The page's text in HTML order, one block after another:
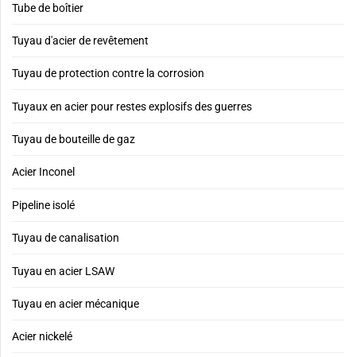
Tube de boîtier
Tuyau d'acier de revêtement
Tuyau de protection contre la corrosion
Tuyaux en acier pour restes explosifs des guerres
Tuyau de bouteille de gaz
Acier Inconel
Pipeline isolé
Tuyau de canalisation
Tuyau en acier LSAW
Tuyau en acier mécanique
Acier nickelé